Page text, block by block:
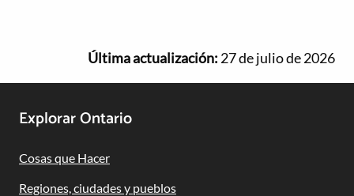
Última actualización: 27 de julio de 2026
Footer
Navigation
Explorar Ontario
Cosas que Hacer
Regiones, ciudades y pueblos